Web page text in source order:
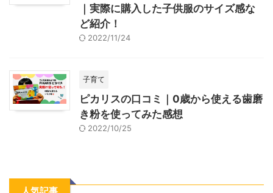
｜実際に購入した子供服のサイズ感な
ど紹介！
2022/11/24
子育て
ピカリスの口コミ｜0歳から使える歯磨
き粉を使ってみた感想
2022/10/25
人気記事